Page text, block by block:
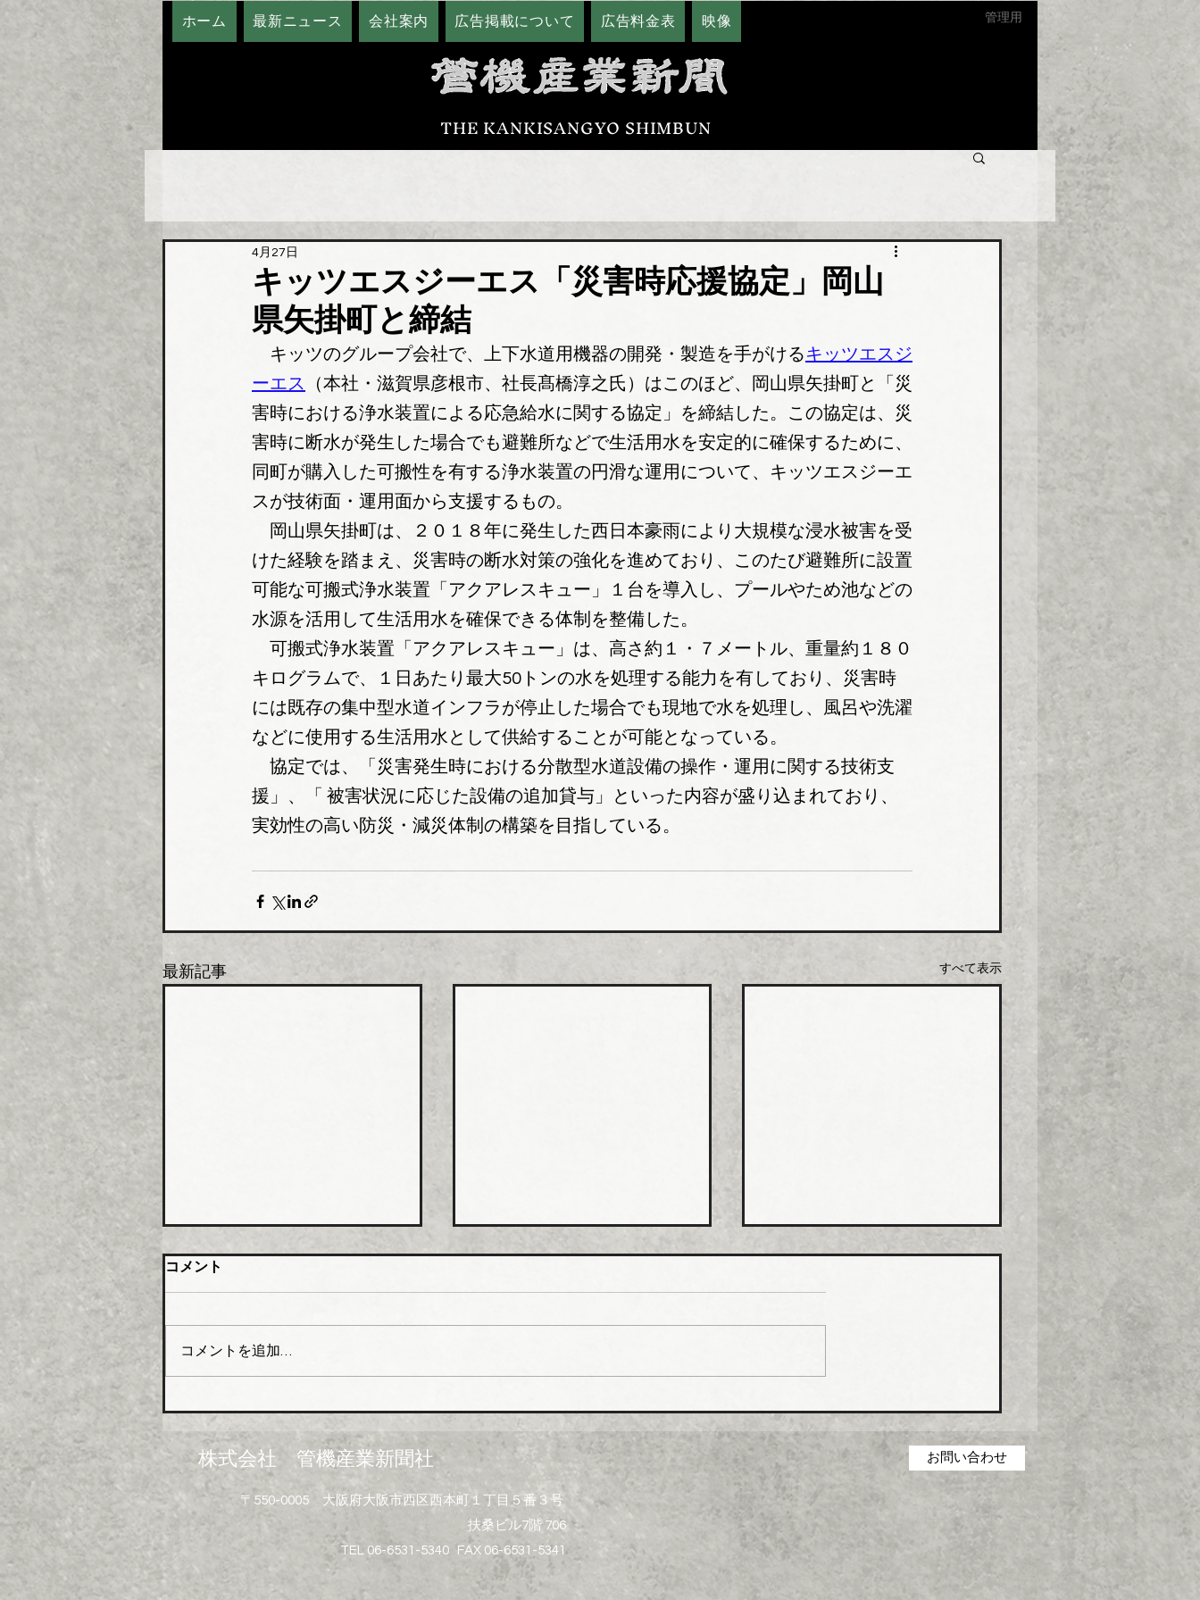
ホーム 最新ニュース 会社案内 広告掲載について 広告料金表 映像
THE KANKISANGYO SHIMBUN
管理用
キッツエスジーエス「災害時応援協定」岡山
県矢掛町と締結
4月27日
キッツのグループ会社で、上下水道用機器の開発・製造を手がける キッツエスジ
ーエス （本社・滋賀県彦根市、社長髙橋淳之氏）はこのほど、岡山県矢掛町と「災
害時における浄水装置による応急給水に関する協定」を締結した。この協定は、災
害時に断水が発生した場合でも避難所などで生活用水を安定的に確保するために、
同町が購入した可搬性を有する浄水装置の円滑な運用について、キッツエスジーエ
スが技術面・運用面から支援するもの。
岡山県矢掛町は、２０１８年に発生した西日本豪雨により大規模な浸水被害を受
けた経験を踏まえ、災害時の断水対策の強化を進めており、このたび避難所に設置
可能な可搬式浄水装置「アクアレスキュー」１台を導入し、プールやため池などの
水源を活用して生活用水を確保できる体制を整備した。
可搬式浄水装置「アクアレスキュー」は、高さ約１・７メートル、重量約１８０
キログラムで、１日あたり最大50トンの水を処理する能力を有しており、災害時
には既存の集中型水道インフラが停止した場合でも現地で水を処理し、風呂や洗濯
などに使用する生活用水として供給することが可能となっている。
協定では、「災害発生時における分散型水道設備の操作・運用に関する技術支
援」、「 被害状況に応じた設備の追加貸与」といった内容が盛り込まれており、
実効性の高い防災・減災体制の構築を目指している。
最新記事 すべて表示
橋本総業 新関西配送センタ
ー開設
貞一氏）はこのほど関西№１の
在庫アイテムと物流体制の強化
た倉庫を移転し新関西配送セン
ターとして業務を開始した。
新関西配送センターは、地上５
階建（倉庫部分４層）鉄骨造で
敷地面積は約３６０２坪、延床
面積は約７２９４坪。５階部分
にはイベントや勉強会などを開
催できる研修室も設けられてい
る。 配送面でも利便性にすぐ
日本継手 管継手など９月か
手やコア継手、ステンレスねじ
各種管継手と関連部材について
価格改定を実施する。 管継手
類の原材料、副資材の調達コス
トの高騰に加えて、エネルギー
コストの上昇やその他の資材価
格、輸送コストなど間接費用も
増大しており、企業努力だけで
は製造コストを吸収することが
困難な状況と判断。安定的な供
積水化学工業 強化プラ複合
上げ
０月１日出荷分から１０％以上
コメント
コメントを追加…
株式会社 管機産業新聞社 お問い合わせ
〒550-0005 大阪府大阪市西区西本町１丁目５番３号
扶桑ビル7階 706
TEL 06-6531-5340 FAX 06-6531-5341